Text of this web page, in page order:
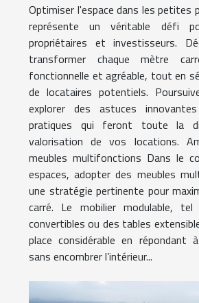
Optimiser l'espace dans les petites
représente un véritable défi
propriétaires et investisseurs.
transformer chaque mètre
fonctionnelle et agréable, tout en
de locataires potentiels.
explorer des astuces
pratiques qui feront toute la
valorisation de vos locations.
meubles multifonctions Dans le
espaces, adopter des meubles
une stratégie pertinente pour
carré. Le mobilier modulable,
convertibles ou des tables
place considérable en répondant
sans encombrer l’intérieur...